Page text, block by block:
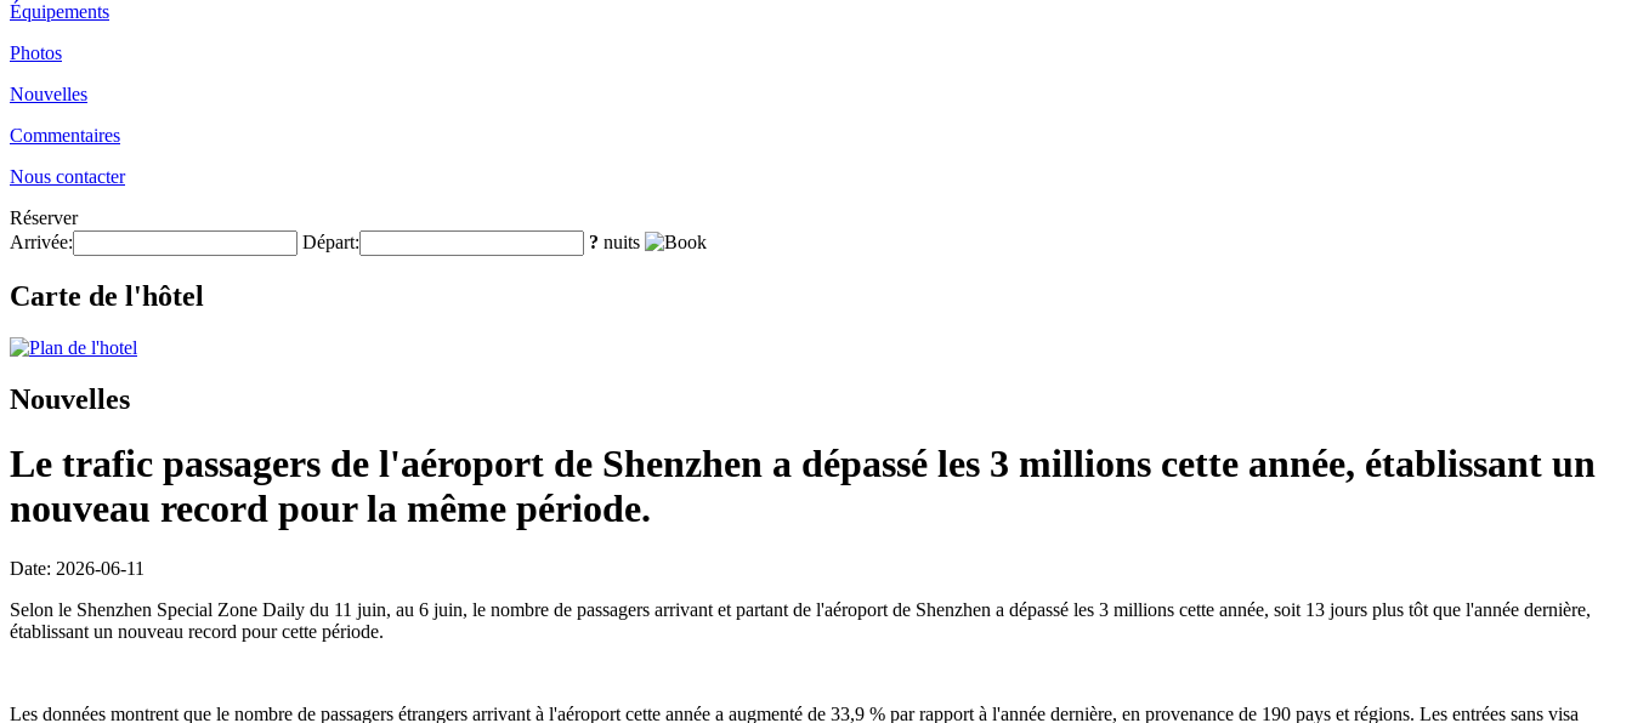
Équipements
Photos
Nouvelles
Commentaires
Nous contacter
Réserver
Arrivée:
Départ: ? nuits
Carte de l'hôtel
Nouvelles
Le trafic passagers de l'aéroport de Shenzhen a dépassé les 3 millions cette année, établissant un
nouveau record pour la même période.
Date: 2026-06-11
Selon le Shenzhen Special Zone Daily du 11 juin, au 6 juin, le nombre de passagers arrivant et partant de l'aéroport de Shenzhen a dépassé les 3 millions cette année, soit 13 jours plus tôt que l'année dernière,
établissant un nouveau record pour cette période.
Les données montrent que le nombre de passagers étrangers arrivant à l'aéroport cette année a augmenté de 33,9 % par rapport à l'année dernière, en provenance de 190 pays et régions. Les entrées sans visa